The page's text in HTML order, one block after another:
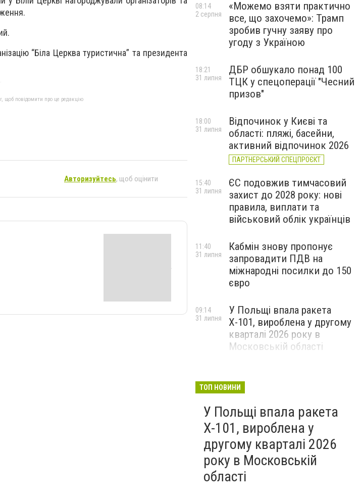
“Біла Церква туристична” та президента
щоб повідомити про це редакцію
Авторизуйтесь, щоб оцінити
«Можемо взяти практично
все, що захочемо»: Трамп
зробив гучну заяву про
угоду з Україною
08:14
2 серпня
ДБР обшукало понад 100
ТЦК у спецоперації "Чесний
призов"
18:21
31 липня
Відпочинок у Києві та
області: пляжі, басейни,
активний відпочинок 2026
ПАРТНЕРСЬКИЙ СПЕЦПРОЄКТ
18:00
31 липня
ЄС подовжив тимчасовий
захист до 2028 року: нові
правила, виплати та
військовий облік українців
15:40
31 липня
Кабмін знову пропонує
запровадити ПДВ на
міжнародні посилки до 150
євро
11:40
31 липня
У Польщі впала ракета
Х-101, вироблена у другому
кварталі 2026 року в
Московській області
09:14
31 липня
ТОП НОВИНИ
У Польщі впала ракета
Х-101, вироблена у
другому кварталі 2026
року в Московській
області